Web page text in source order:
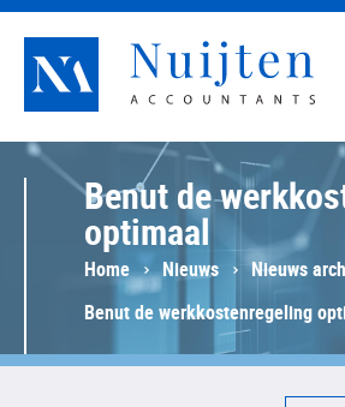
Nuijten Accountants
Benut de
optimaal
Home Nieuws
Nieuws
Benut de werkkostenregeling